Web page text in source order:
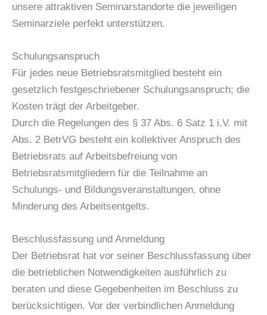
unsere attraktiven Seminarstandorte die jeweiligen
Seminarziele perfekt unterstützen.
Schulungsanspruch
Für jedes neue Betriebsratsmitglied besteht ein
gesetzlich festgeschriebener Schulungsanspruch; die
Kosten trägt der Arbeitgeber.
Durch die Regelungen des § 37 Abs. 6 Satz 1 i.V. mit
Abs. 2 BetrVG besteht ein kollektiver Anspruch des
Betriebsrats auf Arbeitsbefreiung von
Betriebsratsmitgliedern für die Teilnahme an
Schulungs- und Bildungsveranstaltungen, ohne
Minderung des Arbeitsentgelts.
Beschlussfassung und Anmeldung
Der Betriebsrat hat vor seiner Beschlussfassung über
die betrieblichen Notwendigkeiten ausführlich zu
beraten und diese Gegebenheiten im Beschluss zu
berücksichtigen. Vor der verbindlichen Anmeldung